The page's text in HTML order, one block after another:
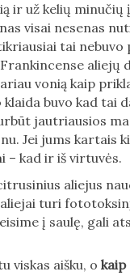
ir už kelių
visai nesenas
tai nebuvo
aliejų
vonią kaip
klaida buvo kad
jautriausios
Jei jums kartais
– kad ir iš virtuvės.
aliejus
turi
į saulę, gali
viskas aišku, okaip